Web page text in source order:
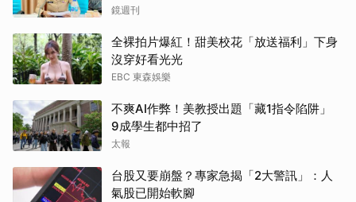
鏡週刊
全裸拍片爆紅！甜美校花「放送福利」下身
沒穿好看光光
EBC 東森娛樂
不爽AI作弊！美教授出題「藏1指令陷阱」
9成學生都中招了
太報
台股又要崩盤？專家急揭「2大警訊」：人
氣股已開始軟腳